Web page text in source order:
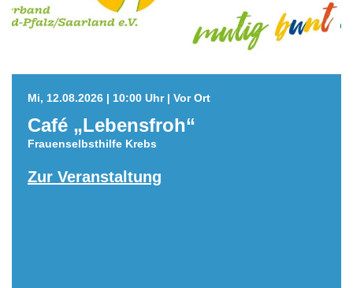
Mi, 12.08.2026 | 10:00 Uhr | Vor Ort
Café „Lebensfroh“
Frauenselbsthilfe Krebs
Zur Veranstaltung